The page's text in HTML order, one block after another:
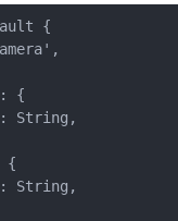
{
{
String,
{
String,